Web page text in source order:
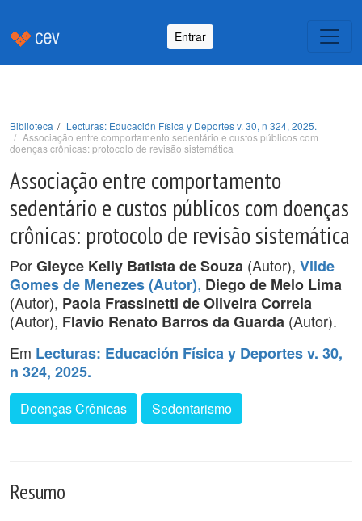
Entrar
Biblioteca
Lecturas: Educación Física y Deportes v. 30, n 324, 2025.
Associação entre comportamento sedentário e custos públicos com
doenças crônicas: protocolo de revisão sistemática
Associação entre comportamento
sedentário e custos públicos com doenças
crônicas: protocolo de revisão sistemática
PorGleyce Kelly Batista de Souza (Autor), Vilde
Gomes de Menezes (Autor), Diego de Melo Lima
(Autor), Paola Frassinetti de Oliveira Correia
(Autor), Flavio Renato Barros da Guarda (Autor).
Em Lecturas: Educación Física y Deportes v. 30,
n 324, 2025.
Doenças Crônicas Sedentarismo
Resumo